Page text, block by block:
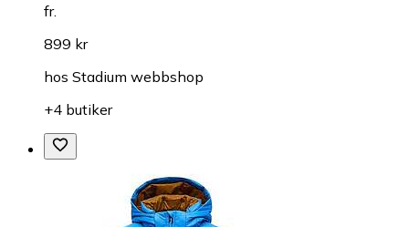
fr.
899 kr
hos Stadium webbshop
+4 butiker